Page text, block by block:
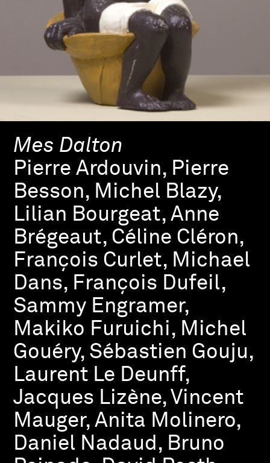
Mes Dalton
Pierre Ardouvin, Pierre
Besson, Michel Blazy,
Lilian Bourgeat, Anne
Brégeaut, Céline Cléron,
François Curlet, Michael
Dans, François Dufeil,
Sammy Engramer,
Makiko Furuichi, Michel
Gouéry, Sébastien Gouju,
Laurent Le Deunff,
Jacques Lizène, Vincent
Mauger, Anita Molinero,
Daniel Nadaud, Bruno